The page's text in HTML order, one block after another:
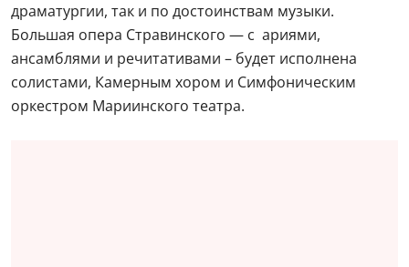
драматургии, так и по достоинствам музыки.
Большая опера Стравинского — с ариями,
ансамблями и речитативами – будет исполнена
солистами, Камерным хором и Симфоническим
оркестром Мариинского театра.